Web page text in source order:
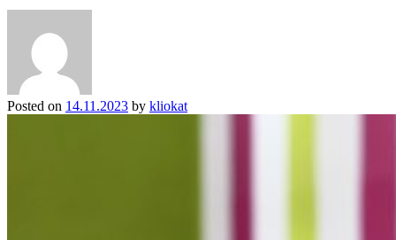
Posted on 14.11.2023 by kliokat